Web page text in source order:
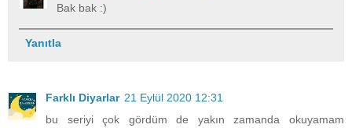
Bak bak :)
Yanıtla
Farklı Diyarlar 21 Eylül 2020 12:31
bu seriyi çok gördüm de yakın zamanda okuyamam